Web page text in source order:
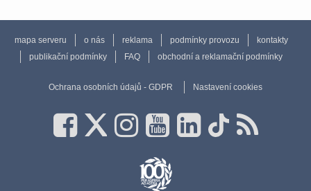
mapa serveru o nás reklama podmínky provozu
kontakty
publikační podmínky
FAQ obchodní a reklamační podmínky
Ochrana osobních údajů - GDPR Nastavení cookies